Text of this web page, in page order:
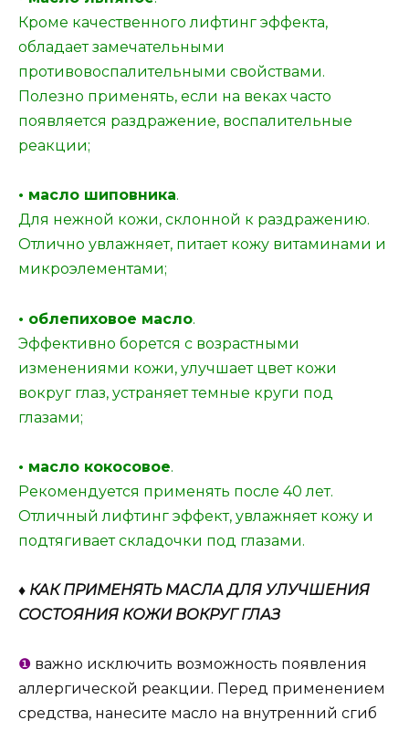
Кроме качественного лифтинг эффекта,
обладает замечательными
противовоспалительными свойствами.
Полезно применять, если на веках часто
появляется раздражение, воспалительные
реакции;
• масло шиповника.
Для нежной кожи, склонной к раздражению.
Отлично увлажняет, питает кожу витаминами и
микроэлементами;
• облепиховое масло.
Эффективно борется с возрастными
изменениями кожи, улучшает цвет кожи
вокруг глаз, устраняет темные круги под
глазами;
• масло кокосовое.
Рекомендуется применять после 40 лет.
Отличный лифтинг эффект, увлажняет кожу и
подтягивает складочки под глазами.
♦ КАК ПРИМЕНЯТЬ МАСЛА ДЛЯ УЛУЧШЕНИЯ
СОСТОЯНИЯ КОЖИ ВОКРУГ ГЛАЗ
❶ важно исключить возможность появления
аллергической реакции. Перед применением
средства, нанесите масло на внутренний сгиб